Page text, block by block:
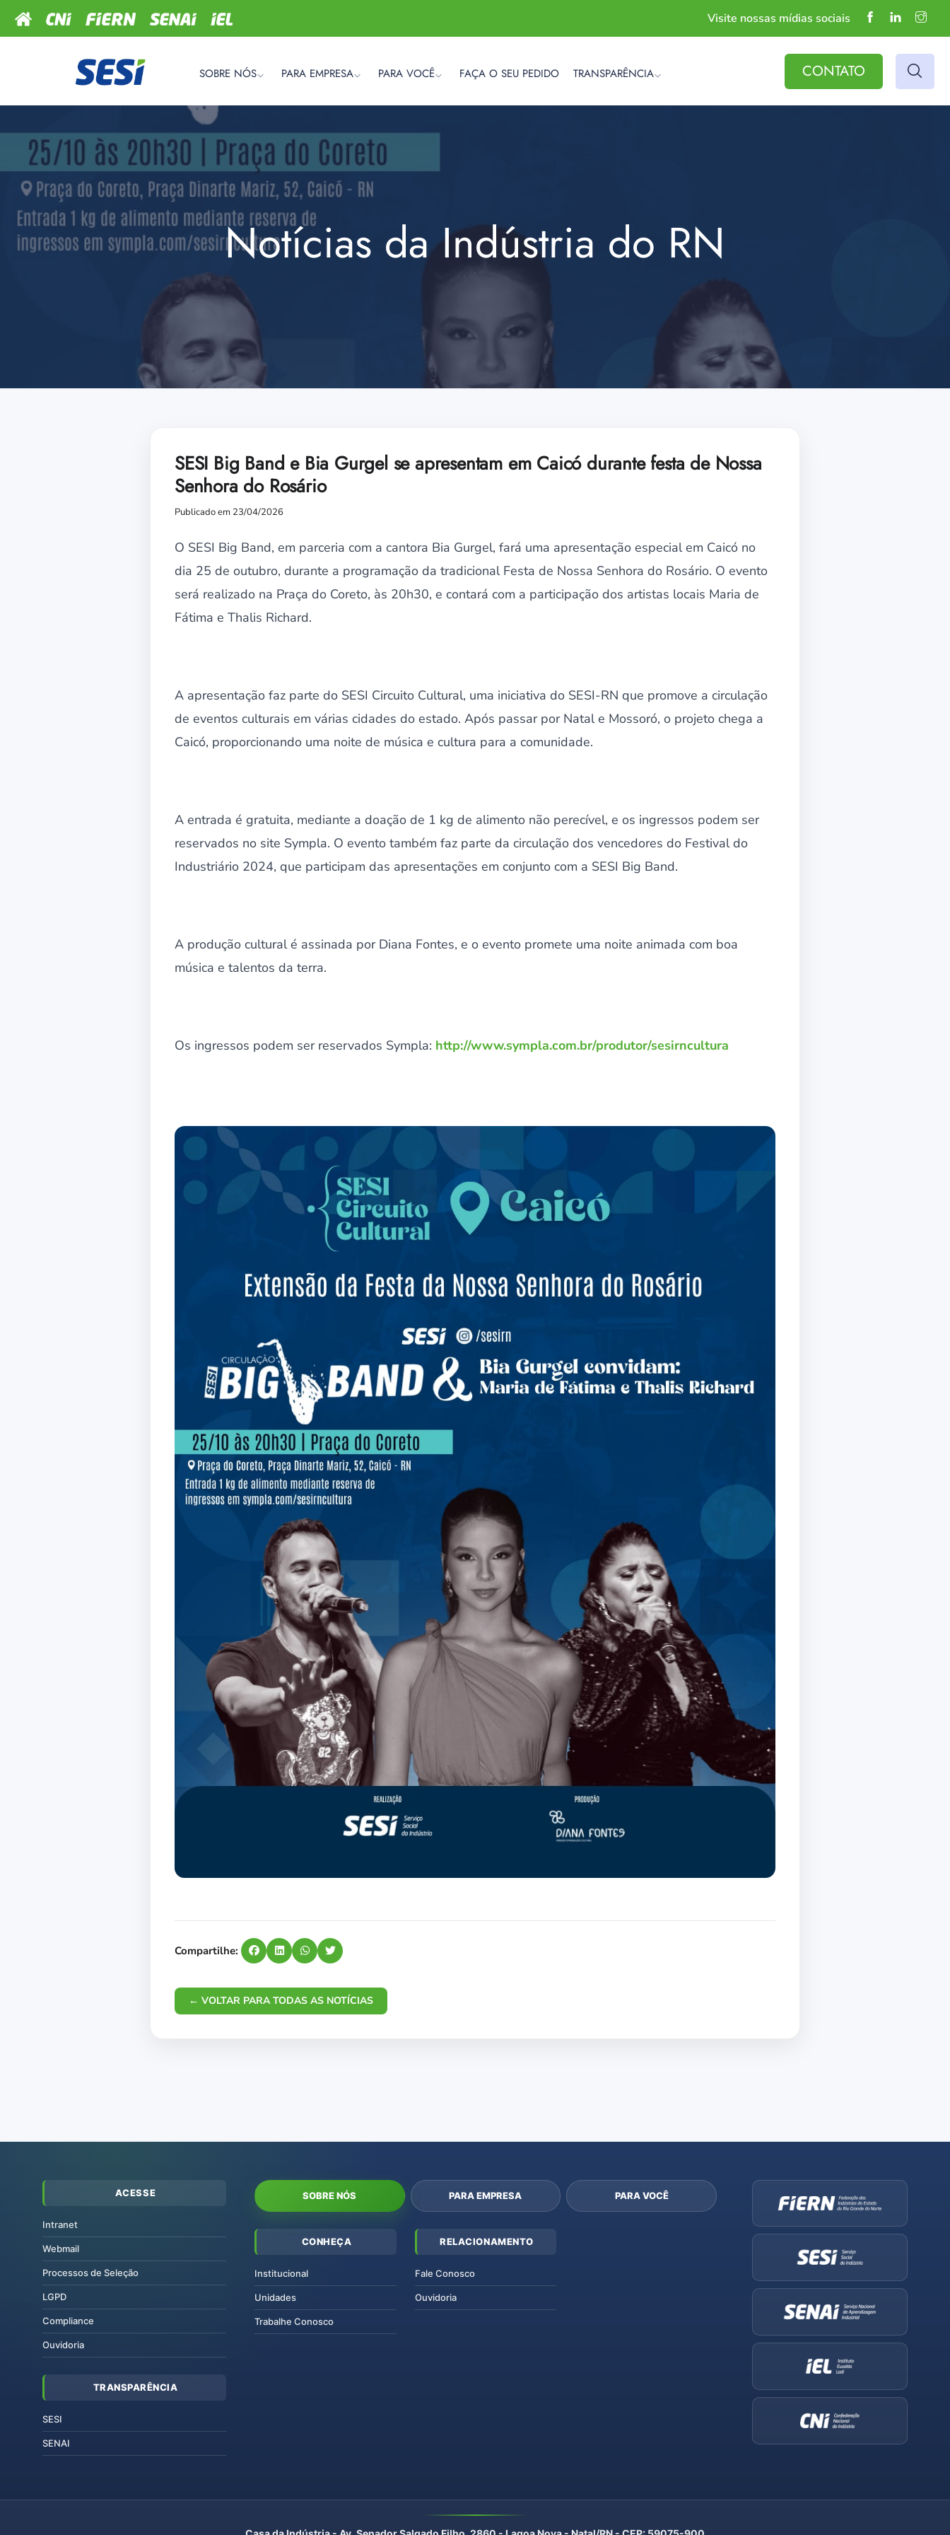
Visite nossas mídias sociais
SOBRE NÓS PARA EMPRESA PARA VOCÊ FAÇA O SEU PEDIDO TRANSPARÊNCIA CONTATO
Notícias da Indústria do RN
SESI Big Band e Bia Gurgel se apresentam em Caicó durante festa de Nossa
Senhora do Rosário
Publicado em 23/04/2026
O SESI Big Band, em parceria com a cantora Bia Gurgel, fará uma apresentação especial em Caicó no
dia 25 de outubro, durante a programação da tradicional Festa de Nossa Senhora do Rosário. O evento
será realizado na Praça do Coreto, às 20h30, e contará com a participação dos artistas locais Maria de
Fátima e Thalis Richard.
A apresentação faz parte do SESI Circuito Cultural, uma iniciativa do SESI-RN que promove a circulação
de eventos culturais em várias cidades do estado. Após passar por Natal e Mossoró, o projeto chega a
Caicó, proporcionando uma noite de música e cultura para a comunidade.
A entrada é gratuita, mediante a doação de 1 kg de alimento não perecível, e os ingressos podem ser
reservados no site Sympla. O evento também faz parte da circulação dos vencedores do Festival do
Industriário 2024, que participam das apresentações em conjunto com a SESI Big Band.
A produção cultural é assinada por Diana Fontes, e o evento promete uma noite animada com boa
música e talentos da terra.
Os ingressos podem ser reservados Sympla: http://www.sympla.com.br/produtor/sesirncultura
Compartilhe:
← VOLTAR PARA TODAS AS NOTÍCIAS
ACESSE
Intranet
Webmail
Processos de Seleção
LGPD
Compliance
Ouvidoria
TRANSPARÊNCIA
SESI
SENAI
SOBRE NÓS PARA EMPRESA PARA VOCÊ
CONHEÇA
Institucional
Unidades
Trabalhe Conosco
RELACIONAMENTO
Fale Conosco
Ouvidoria